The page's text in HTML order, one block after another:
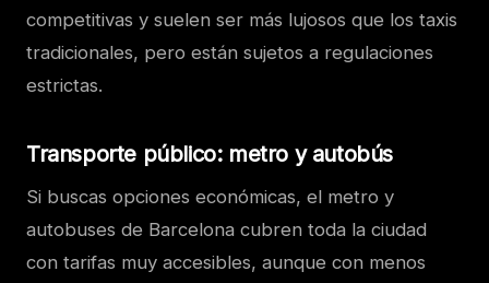
competitivas y suelen ser más lujosos que los taxis
tradicionales, pero están sujetos a regulaciones
estrictas.
Transporte público: metro y autobús
Si buscas opciones económicas, el metro y
autobuses de Barcelona cubren toda la ciudad
con tarifas muy accesibles, aunque con menos